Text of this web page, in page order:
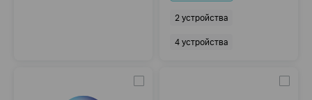
2 устройства
4 устройства